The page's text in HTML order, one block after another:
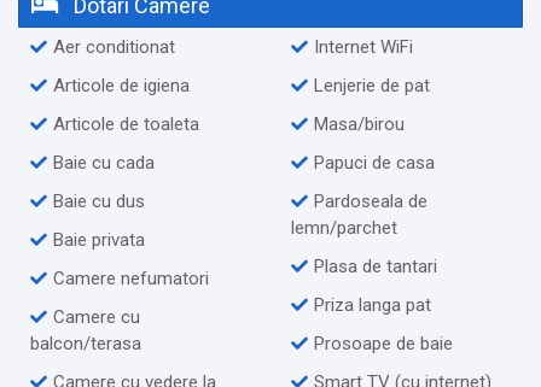
Dotari Camere
Aer conditionat
Articole de igiena
Articole de toaleta
Baie cu cada
Baie cu dus
Baie privata
Camere nefumatori
Camere cu
balcon/terasa
Camere cu vedere la
Internet WiFi
Lenjerie de pat
Masa/birou
Papuci de casa
Pardoseala de
lemn/parchet
Plasa de tantari
Priza langa pat
Prosoape de baie
Smart TV (cu internet)